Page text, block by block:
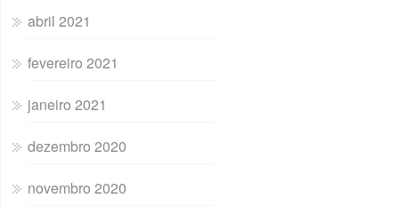
abril 2021
fevereiro 2021
janeiro 2021
dezembro 2020
novembro 2020